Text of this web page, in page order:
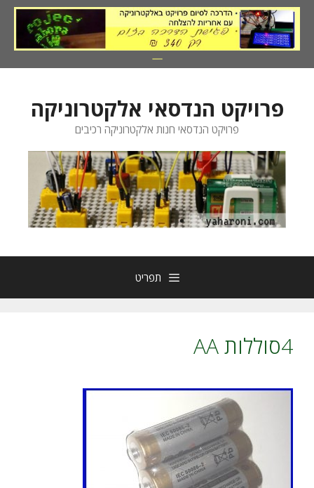
לדלג
לתוכן
פרויקט הנדסאי אלקטרוניקה
פרויקט הנדסאי חנות אלקטרוניקה רכיבים
תפריט
4סוללות AA